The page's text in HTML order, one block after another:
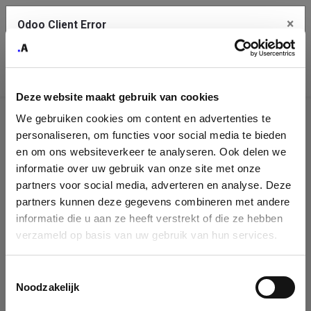
Deze website maakt gebruik van cookies
We gebruiken cookies om content en advertenties te
personaliseren, om functies voor social media te bieden
en om ons websiteverkeer te analyseren. Ook delen we
informatie over uw gebruik van onze site met onze
partners voor social media, adverteren en analyse. Deze
partners kunnen deze gegevens combineren met andere
informatie die u aan ze heeft verstrekt of die ze hebben
verzameld op basis van uw gebruik van hun services.
Noodzakelijk
Company
Identification
Please fill in your company details
You can search a company in our database by name, VAT or
enterprise ID. When a company is selected it will auto-complete the
form. If you don't find your company in our database, you can create
Odoo Client Error ×
service.
See details
Ok